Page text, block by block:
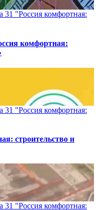
31 "Россия комфортная:
комфортная:
31 "Россия комфортная:
строительство и
31 "Россия комфортная: